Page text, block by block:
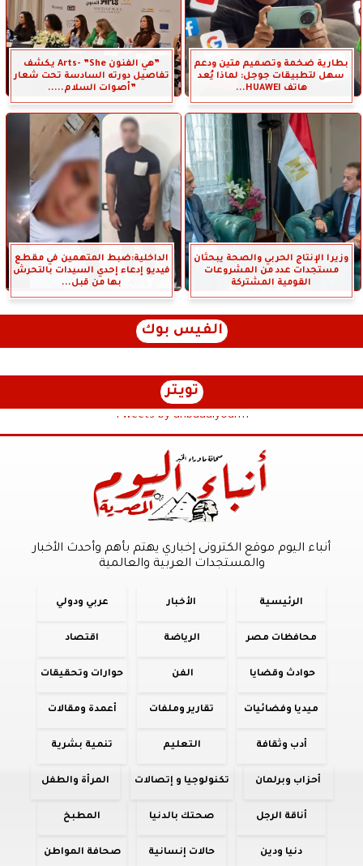
بطارية ضخمة وتصميم متين ودعم
سهل لتطبيقات جوجل: لماذا يُعد
هاتف HUAWEI...
”هي الفنون Arts- ”She يكشف
تفاصيل دورته السادسة تحت شعار
”أصوات السلام.....
وزيرا الإنتاج الحربي والصحة يبحثان
مستجدات عدد من المشروعات
القومية المشتركة
الداخلية:ضبط المتهمين في مقطع
فيديو إدعاء إحدي السيدات بالتحرش
بها من قبل...
الفيس بوك
تويتر
Tweets by anbaaalyoum1
أنباء اليوم موقع الكترونى إخباري يهتم بأهم وأحدث الأخبار
والمستجدات العربية والعالمية
الرئيسية الأخبار عربي ودولي
محافظات مصر الرياضة اقتصاد
حوادث وقضايا الفن حوارات وتحقيقات
ميديا وفضائيات تقارير وملفات أعمدة ومقالات
أدب وثقافة التعليم تنمية بشرية
أحزاب وبرلمان تكنولوجيا و إتصالات المرأة والطفل
أناقة الرجل صحتك بالدنيا المطبخ
دنيا ودين حالات إنسانية صحافة المواطن